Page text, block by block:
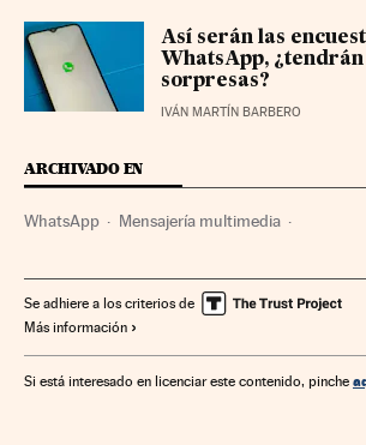
Así serán las
WhatsApp,
sorpresas?
IVÁN MARTÍN BARBERO
ARCHIVADO EN
WhatsApp Mensajería multimedia
Tecnologías movilidad Telefonía Economía
Ciencia
Se adhiere a los criterios de
Más información
Si está interesado en licenciar este contenido, pinche